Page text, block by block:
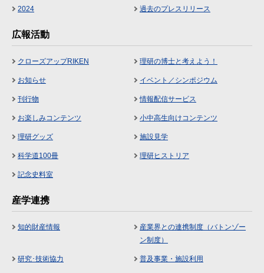
2024 過去のプレスリリース
広報活動
クローズアップRIKEN 理研の博士と考えよう！
お知らせ イベント／シンポジウム
刊行物 情報配信サービス
お楽しみコンテンツ 小中高生向けコンテンツ
理研グッズ 施設見学
科学道100冊 理研ヒストリア
記念史料室
産学連携
知的財産情報
産業界との連携制度（バトンゾー
ン制度）
研究･技術協力 普及事業・施設利用